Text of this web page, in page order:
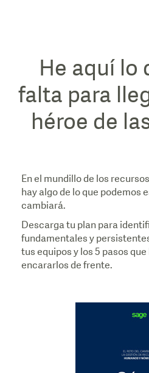
He aquí lo
falta para
héroe de
En el mundillo de los
hay algo de lo que podemos
cambiará.
Descarga tu plan para
fundamentales y
tus equipos y los 5 pasos
encararlos de frente.